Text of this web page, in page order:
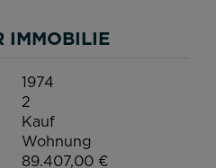
IMMOBILIE
1974
2
Kauf
Wohnung
89.407,00 €